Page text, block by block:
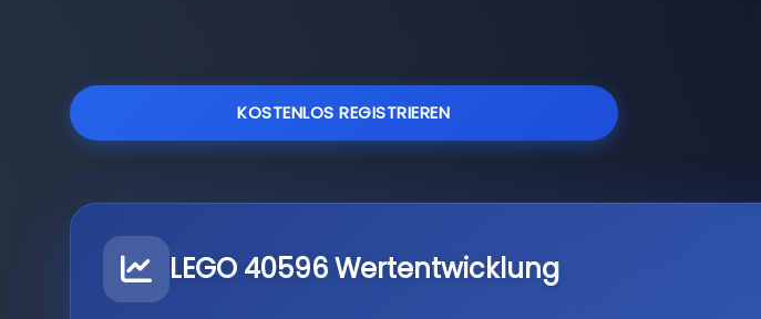
KOSTENLOS REGISTRIEREN
LEGO 40596 Wertentwicklung